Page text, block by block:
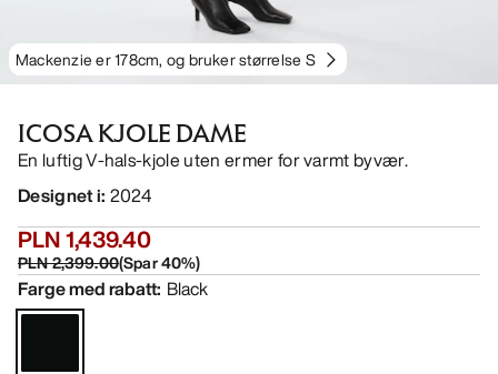
Mackenzie er 178cm, og bruker størrelse S
ICOSA KJOLE DAME
En luftig V-hals-kjole uten ermer for varmt byvær.
Designet i: 2024
PLN 1,439.40
PLN 2,399.00(Spar40%)
Farge med rabatt: Black